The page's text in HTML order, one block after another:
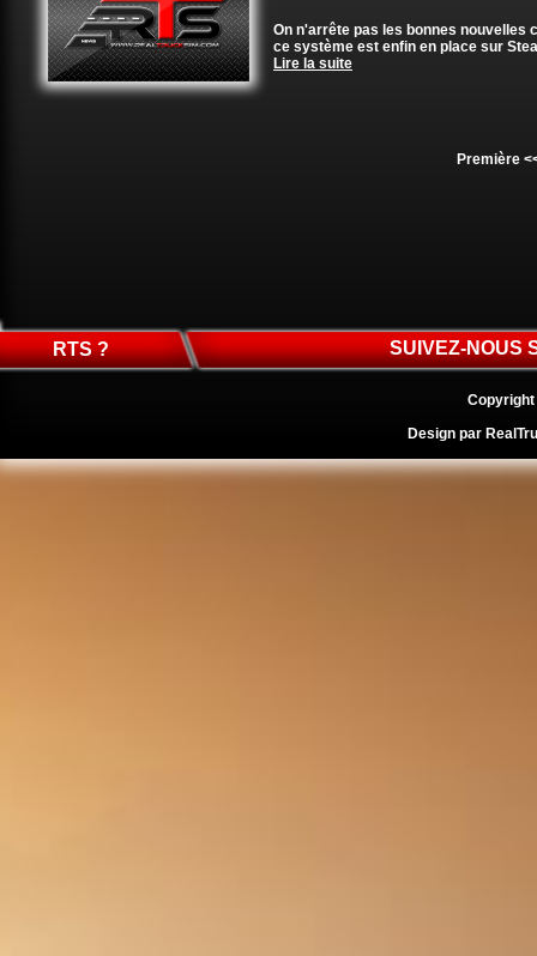
On n'arrête pas les bonnes nouvelles
ce système est enfin en place sur
Lire la suite
Première
RTS ? SUIVEZ-NOUS
Design par